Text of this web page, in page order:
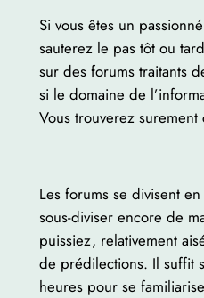
Si vous êtes un
sauterez le pas tôt ou
sur des forums traitants
si le domaine de
Vous trouverez
Les forums se divisent
sous-diviser encore de
puissiez, relativement
de prédilections. Il suffit
heures pour se